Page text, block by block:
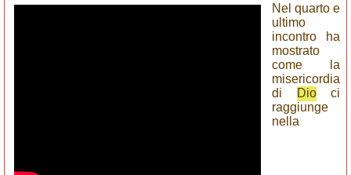
Nel quarto e
ultimo
incontro ha
mostrato
come la
misericordia
di
Dioci
raggiunge
nella